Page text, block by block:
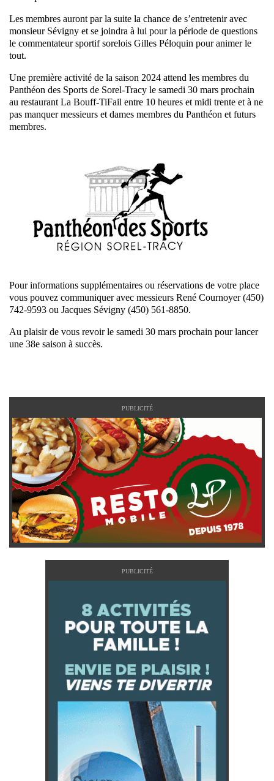
Les membres auront par la suite la chance de s’entretenir avec
monsieur Sévigny et se joindra à lui pour la période de questions
le commentateur sportif sorelois Gilles Péloquin pour animer le
tout.
Une première activité de la saison 2024 attend les membres du
Panthéon des Sports de Sorel-Tracy le samedi 30 mars prochain
au restaurant La Bouff-TiFail entre 10 heures et midi trente et à ne
pas manquer messieurs et dames membres du Panthéon et futurs
membres.
Pour informations supplémentaires ou réservations de votre place
vous pouvez communiquer avec messieurs René Cournoyer (450)
742-9593 ou Jacques Sévigny (450) 561-8850.
Au plaisir de vous revoir le samedi 30 mars prochain pour lancer
une 38e saison à succès.
PUBLICITÉ
PUBLICITÉ